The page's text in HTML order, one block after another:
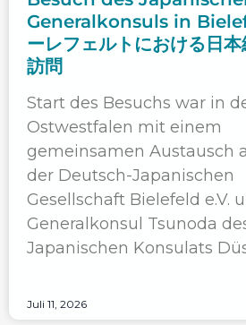
Generalkonsuls in
ーレフェルトにおける日
訪問
Start des Besuchs war in
Ostwestfalen mit einem
gemeinsamen Austausch
der Deutsch-Japanischen
Gesellschaft Bielefeld e.V.
Generalkonsul Tsunoda
Japanischen Konsulats
Juli 11, 2026